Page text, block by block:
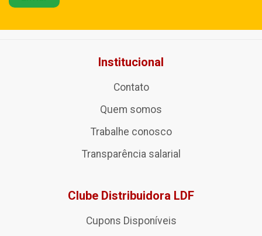
Institucional
Contato
Quem somos
Trabalhe conosco
Transparência salarial
Clube Distribuidora LDF
Cupons Disponíveis